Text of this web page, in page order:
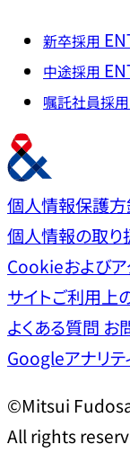
新卒採用
中途採用
嘱託社員採用
個人情報保護
個人情報の取り
Cookieおよびア
サイトご利用上
よくある質問 お
Googleアナリテ
©Mitsui
All rights